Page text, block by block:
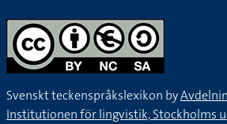
Svenskt teckenspråkslexikon by
Institutionen för lingvistik, Stockholms